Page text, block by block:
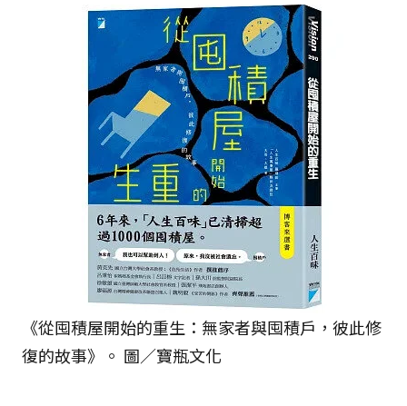
《從囤積屋開始的重生：無家者與囤積戶，彼此修
復的故事》。 圖／寶瓶文化